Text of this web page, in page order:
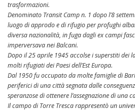
trasformazioni.
Denominato Transit Camp n. 1 dopo l’8
luogo di approdo e di rifugio per profughi
diversa nazionalità, in fuga dagli ex campi
imperversava nei Balcani.
Dopo il 25 aprile 1945 accolse i superstiti dei
molti rifugiati dei Paesi dell’Est Europa.
Dal 1950 fu occupato da molte famiglie di
periferici di una città segnata dalle
speranzose di ottenere l’assegnazione di una
Il campo di Torre Tresca rappresentò un